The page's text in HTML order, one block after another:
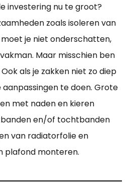
investering nu te groot?
zoals isoleren van
je niet onderschatten,
Maar misschien ben
als je zakken niet zo diep
aanpassingen te doen. Grote
met naden en kieren
en/of tochtbanden
van radiatorfolie en
plafond monteren.